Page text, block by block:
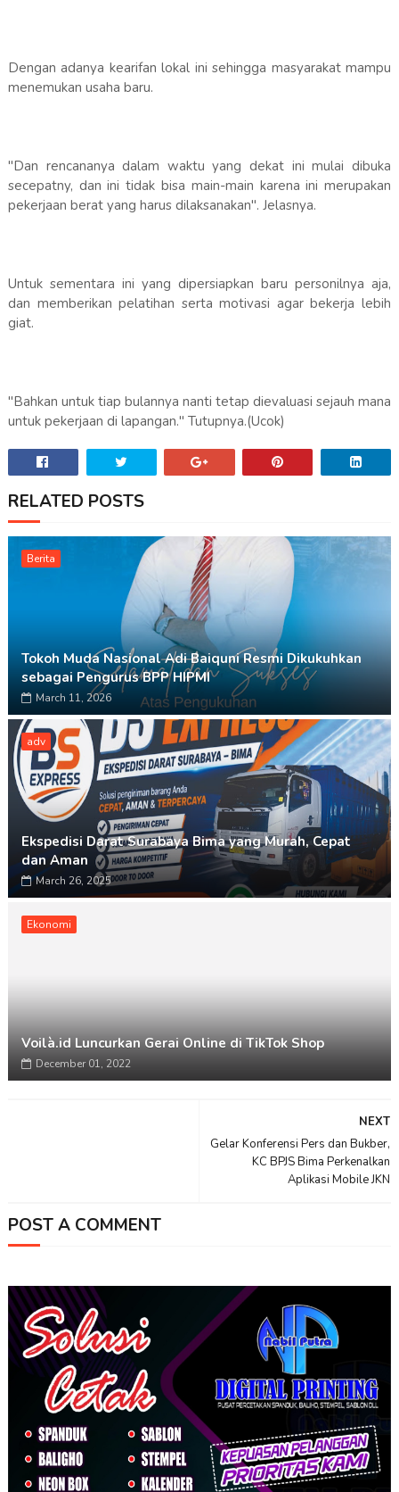
Dengan adanya kearifan lokal ini sehingga masyarakat mampu
menemukan usaha baru.
"Dan rencananya dalam waktu yang dekat ini mulai dibuka
secepatny, dan ini tidak bisa main-main karena ini merupakan
pekerjaan berat yang harus dilaksanakan". Jelasnya.
Untuk sementara ini yang dipersiapkan baru personilnya aja,
dan memberikan pelatihan serta motivasi agar bekerja lebih
giat.
"Bahkan untuk tiap bulannya nanti tetap dievaluasi sejauh mana
untuk pekerjaan di lapangan." Tutupnya.(Ucok)
RELATED POSTS
Berita
Tokoh Muda Nasional Adi Baiquni Resmi Dikukuhkan
sebagai Pengurus BPP HIPMI
March 11, 2026
adv
Ekspedisi Darat Surabaya Bima yang Murah, Cepat
dan Aman
March 26, 2025
Ekonomi
Voilà.id Luncurkan Gerai Online di TikTok Shop
December 01, 2022
NEXT
Gelar Konferensi Pers dan Bukber,
KC BPJS Bima Perkenalkan
Aplikasi Mobile JKN
POST A COMMENT